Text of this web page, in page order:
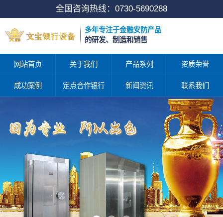
全国咨询热线： 0730-5690288
多年专注于金融安防产品
的研发、制造和销售
网站首页 关于我们 产品系列 资质荣誉
成功案例 定点合作银行 新闻资讯 联系我们